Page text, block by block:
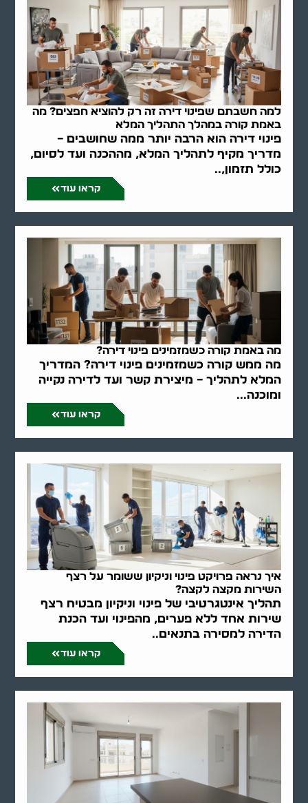
למה חשבתם שפינוי דירה זה רק להוציא חפצים? מה
באמת קורה במהלך התהליך המלא
פינוי דירה הוא הרבה יותר ממה שחושבים –
מדריך מקיף לתהליך המלא, מההכנה ועד לסיום,
כולל תזמון,..
קראו עוד
מה באמת קורה כשמזמינים פינוי דירה?
מה ממש קורה כשמזמינים פינוי דירה? המדריך
המלא לתהליך – מיצירת קשר ועד לדירה נקייה
ומוכנה...
קראו עוד
איך נראה פרויקט פינוי וניקיון ששומר על רצף
השירות מקצה לקצה?
תהליך אינטגרטיבי של פינוי וניקיון מבטיח רצף
שירות אחד ללא פערים, מהפינוי ועד הכנת
הדירה למסירה בתנאים..
קראו עוד